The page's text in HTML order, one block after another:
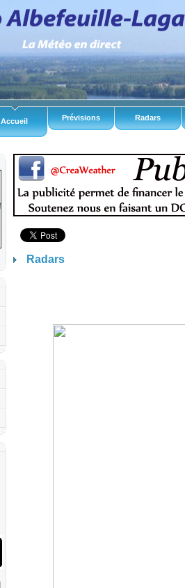
Accueil Prévisions Radars
Radars